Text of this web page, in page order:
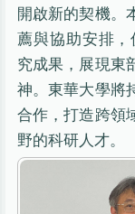
開啟新的契機。
薦與協助安排
究成果，展現東
神。東華大學將
合作，打造跨領
野的科研人才。